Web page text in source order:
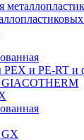
PEX и PE-RT и
GIACOTHERM
GX